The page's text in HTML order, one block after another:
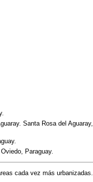
Santa Rosa del Aguaray,
Paraguay.
cada vez más urbanizadas.